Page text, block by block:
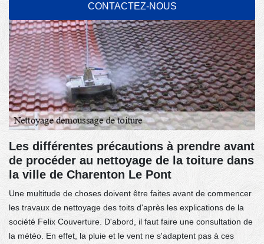
CONTACTEZ-NOUS
Les différentes précautions à prendre avant
de procéder au nettoyage de la toiture dans
la ville de Charenton Le Pont
Une multitude de choses doivent être faites avant de commencer
les travaux de nettoyage des toits d'après les explications de la
société Felix Couverture. D'abord, il faut faire une consultation de
la météo. En effet, la pluie et le vent ne s'adaptent pas à ces